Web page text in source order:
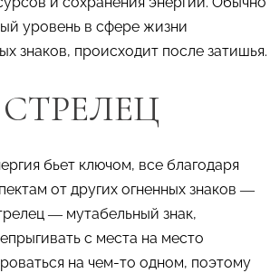
уровень в сфере жизни
знаков, происходит после затишья.
СТРЕЛЕЦ
бьет ключом, все благодаря
от других огненных знаков —
— мутабельный знак,
с места на место
на чем-то одном, поэтому